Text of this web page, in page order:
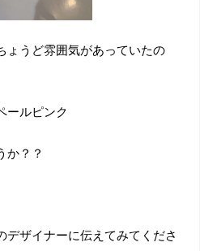
ょうど雰囲気があっていたの
ールピンク
か？？
デザイナーに伝えてみてくださ